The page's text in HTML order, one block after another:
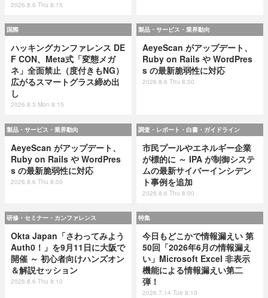
2026.8.6 Thu 8:15
国際
ハッキングカンファレンス DE
F CON、Meta式「変態メガ
ネ」全面禁止（度付きもNG）
広がるスマートグラス締め出
し
2026.8.3 Mon 8:15
製品・サービス・業界動向
AeyeScan がアップデート、
Ruby on Rails や WordPres
s の最新脆弱性に対応
2026.8.6 Thu 8:00
製品・サービス・業界動向
AeyeScan がアップデート、
Ruby on Rails や WordPres
s の最新脆弱性に対応
2026.8.6 Thu 8:00
調査・レポート・白書・ガイドライン
市民プールやエネルギー企業
が標的に ～ IPA が制御システ
ムの最新サイバーインシデン
ト事例を追加
2026.8.6 Thu 8:00
研修・セミナー・カンファレンス
Okta Japan「さわってみよう
Auth0！」を9月11日に大阪で
開催 ～ 初心者向けハンズオン
＆解説セッション
2026.8.6 Thu 8:10
特集
今日もどこかで情報漏えい 第
50回「2026年6月の情報漏え
い」Microsoft Excel 非表示
機能による情報漏えい第二
弾！
2026.7.14 Tue 8:10